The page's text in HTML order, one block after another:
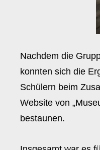
Nachdem die
konnten sich die
Schülern beim
Website von
bestaunen.